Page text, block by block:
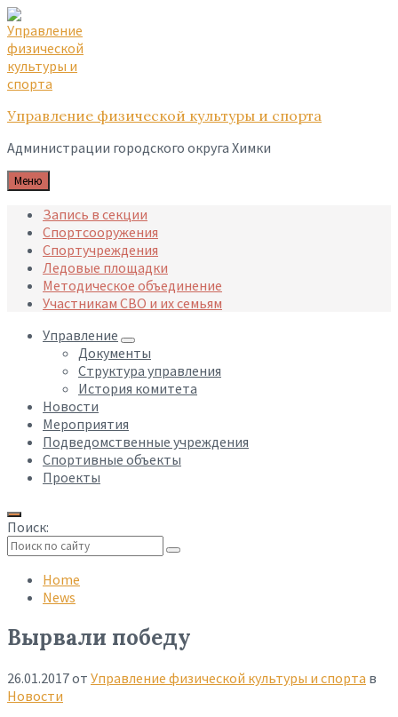
Skip
to
content
Skip
to
main
navigation
Skip
to
footer
Управление физической культуры и спорта
Администрации городского округа Химки
Меню
Запись в секции
Спортсооружения
Спортучреждения
Ледовые площадки
Методическое объединение
Участникам СВО и их семьям
Управление
Документы
Структура управления
История комитета
Новости
Мероприятия
Подведомственные учреждения
Спортивные объекты
Проекты
Поиск:
search
Home
News
Вырвали победу
26.01.2017от Управление физической культуры и спорта в
Новости